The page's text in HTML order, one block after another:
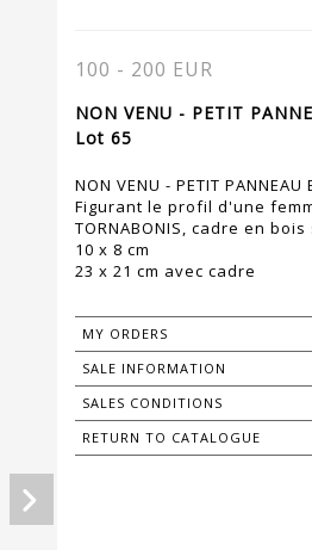
100 - 200 EUR
NON VENU - PETIT
Lot 65
NON VENU - PETIT PANNEAU
Figurant le profil d'une
TORNABONIS, cadre en
10 x 8 cm
23 x 21 cm avec cadre
MY ORDERS
SALE INFORMATION
SALES CONDITIONS
RETURN TO CATALOGUE